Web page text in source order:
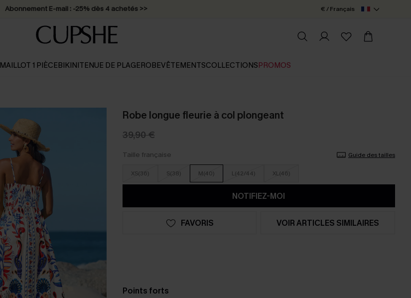
Abonnement E-mail : -25% dès 4 achetés >> € / Français
MAILLOT 1 PIÈCEBIKINITENUE DE PLAGEROBEVÊTEMENTSCOLLECTIONSPROMOS
Robe longue fleurie à col plongeant
39,90 €
Taille française Guide des tailles
XS(36) S(38) M(40) L(42/44) XL(46)
NOTIFIEZ-MOI
FAVORIS VOIR ARTICLES SIMILAIRES
Points forts